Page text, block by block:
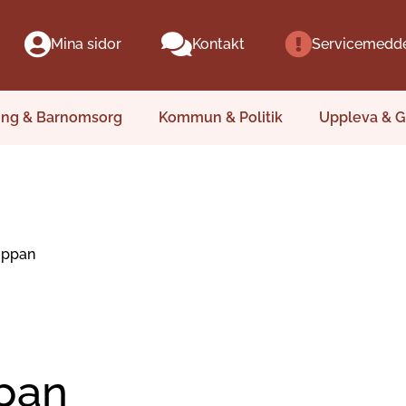
Mina sidor Kontakt
& Barnomsorg Kommun & Politik Uppleva &